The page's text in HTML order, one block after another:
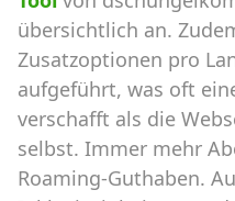
übersichtlich an.
Zusatzoptionen pro
aufgeführt, was oft
verschafft als die
selbst. Immer mehr
Roaming-Guthaben.